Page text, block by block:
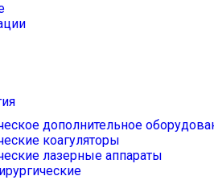
дополнительное
коагуляторы
лазерные аппараты